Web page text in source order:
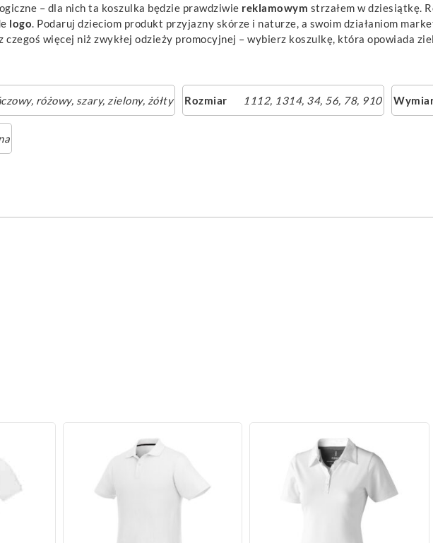
– dla nich ta koszulka będzie prawdziwie reklamowym strzałem w dziesiątkę.
logo. Podaruj dzieciom produkt przyjazny skórze i naturze, a swoim działaniom
więcej niż zwykłej odzieży promocyjnej – wybierz koszulkę, która opowiada
, różowy, szary, zielony, żółty Rozmiar 1112, 1314, 34, 56, 78, 910